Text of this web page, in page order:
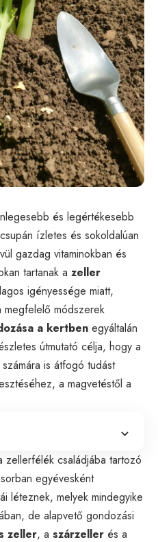
és legértékesebb
ízletes és sokoldalúan
gazdag vitaminokban és
tartanak a zeller
igényessége miatt,
megfelelő módszerek
a kertben egyáltalán
útmutató célja, hogy a
is átfogó tudást
a magvetéstől a
zellerfélék családjába tartozó
egyévesként
léteznek, melyek mindegyike
de alapvető gondozási
zeller, a szárzeller és a